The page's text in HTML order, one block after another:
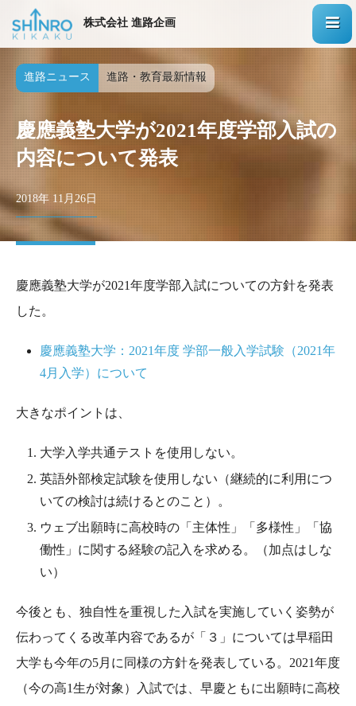
株式会社 進路企画
進路ニュース 進路・教育最新情報
慶應義塾大学が2021年度学部入試の
内容について発表
2018年 11月26日
慶應義塾大学が2021年度学部入試についての方針を発表
した。
慶應義塾大学：2021年度 学部一般入学試験（2021年
4月入学）について
大きなポイントは、
大学入学共通テストを使用しない。
英語外部検定試験を使用しない（継続的に利用につ
いての検討は続けるとのこと）。
ウェブ出願時に高校時の「主体性」「多様性」「協
働性」に関する経験の記入を求める。（加点はしな
い）
今後とも、独自性を重視した入試を実施していく姿勢が
伝わってくる改革内容であるが「３」については早稲田
大学も今年の5月に同様の方針を発表している。2021年度
（今の高1生が対象）入試では、早慶ともに出願時に高校